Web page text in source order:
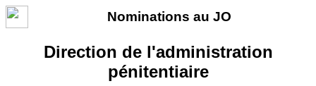
Nominations au JO
Direction de l'administration
pénitentiaire